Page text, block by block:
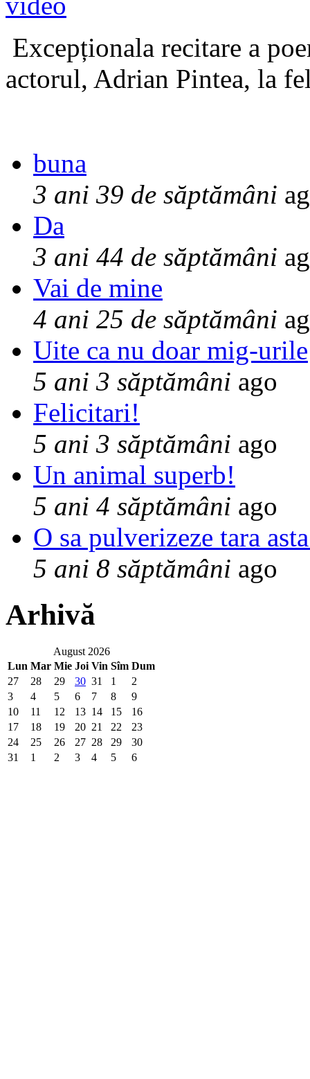
Excepționala recitare a
actorul, Adrian Pintea, la
buna
3 ani 39 de săptămâni
Da
3 ani 44 de săptămâni
Vai de mine
4 ani 25 de săptămâni
Uite ca nu doar mig-urile
5 ani 3 săptămâni ago
Felicitari!
5 ani 3 săptămâni ago
Un animal superb!
5 ani 4 săptămâni ago
O sa pulverizeze tara
5 ani 8 săptămâni ago
Arhivă
August 2026
Lun Mar Mie Joi Vin Sîm Dum
27
28 29 30 31 1
2
3
4 5 6 7 8
9
10
11 12 13 14 15
16
17
18 19 20 21 22
23
24
25 26 27 28 29
30
31
1 2 3 4 5 6